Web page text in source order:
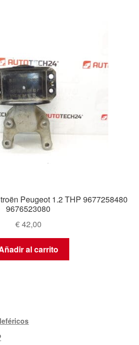
Peugeot 1.2 THP 9677258480
9676523080
€42,00
al carrito